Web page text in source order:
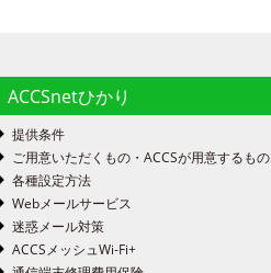
ACCSnetひかり
提供条件
ご用意いただくもの・ACCSが用意するもの
各種設定方法
Webメールサービス
迷惑メール対策
ACCSメッシュWi-Fi+